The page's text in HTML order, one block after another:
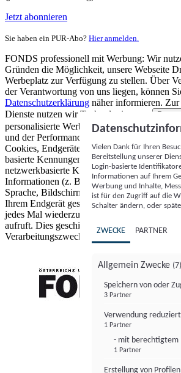
Jetzt abonnieren
Sie haben ein PUR-Abo? Hier anmelden.
FONDS professionell mit Werbung: Wir
Gründen die Möglichkeit, unsere Webseite
Werbeplatz zur Verfügung zu stellen. Über
der Verantwortung von uns liegen, können
Datenschutzerklärung näher informieren. Zur
Dienste nutzen wir Technologien von
personalisierte Werbung und Inhalte,
und der Performance von Inhalten sowie
Cookies, Endgeräte- oder ähnliche Online-
basierte Kennungen, zufällig generierte
netzwerkbasierte Kennungen) können
Informationen (z. B. Browsertyp und
Sprache, Bildschirmgröße, unterstützte
Ihrem Endgerät gespeichert oder von dort
jedes Mal wiederzuerkennen, wenn es eine
aufruft. Dies geschieht für einen oder
Verarbeitungszwecke.
Vielen Dank für Ihren
Bereitstellung unserer
Login-basierte
Informationen auf Ihrem
Werbung und Inhalte,
ist für den Zugriff auf die
Schalter ändern, oder
ZWECKE PARTNER
Allgemein Zwecke (7)
Speichern von oder
3 Partner
Verwendung
1 Partner
- mit berechtigtem
1 Partner
Erstellung von
FONDS professionell